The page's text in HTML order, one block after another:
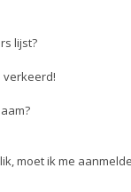
lijst?
verkeerd!
moet ik me